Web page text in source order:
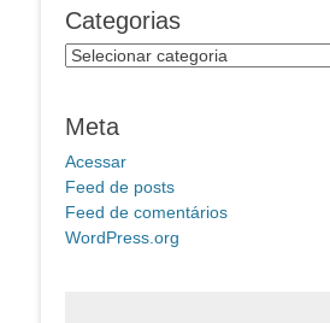
Categorias
Categorias
Meta
Acessar
Feed de posts
Feed de comentários
WordPress.org